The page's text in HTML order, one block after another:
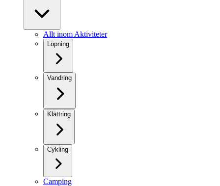
Allt inom Aktiviteter
Löpning
Vandring
Klättring
Cykling
Camping